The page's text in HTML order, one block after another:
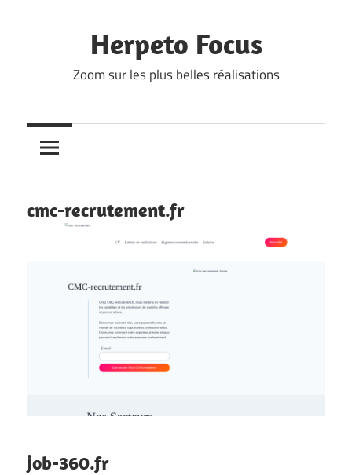
Herpeto Focus
Zoom sur les plus belles réalisations
cmc-recrutement.fr
job-360.fr